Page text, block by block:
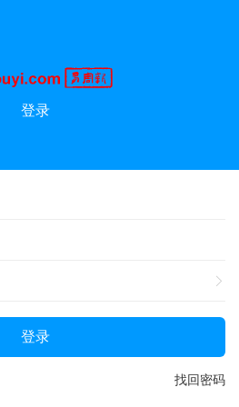
登录
登录
找回密码